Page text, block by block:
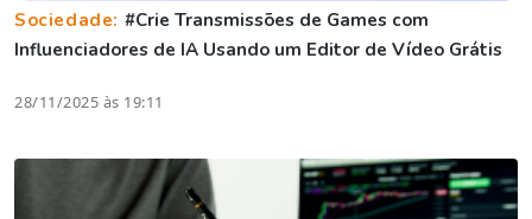
Sociedade: #Crie Transmissões de Games com
Influenciadores de IA Usando um Editor de Vídeo Grátis
28/11/2025 às 19:11